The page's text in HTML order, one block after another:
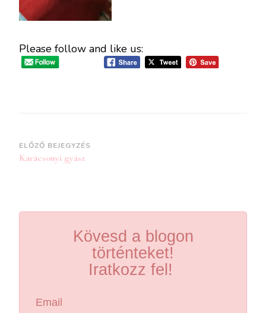
Please follow and like us:
Bejegyzések
navigációja
ELŐZŐ BEJEGYZÉS
Karácsonyi gyász
Kövesd a blogon
történteket!
Iratkozz fel!
Email